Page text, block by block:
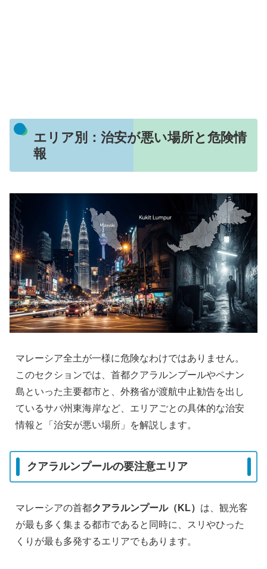
エリア別：治安が悪い場所と危険情
報
マレーシア全土が一様に危険なわけではありません。
このセクションでは、首都クアラルンプールやペナン
島といった主要都市と、外務省が渡航中止勧告を出し
ているサバ州東海岸など、エリアごとの具体的な治安
情報と「治安が悪い場所」を解説します。
クアラルンプールの要注意エリア
マレーシアの首都クアラルンプール（KL） は、観光客
が最も多く集まる都市であると同時に、スリやひった
くりが最も多発するエリアでもあります。